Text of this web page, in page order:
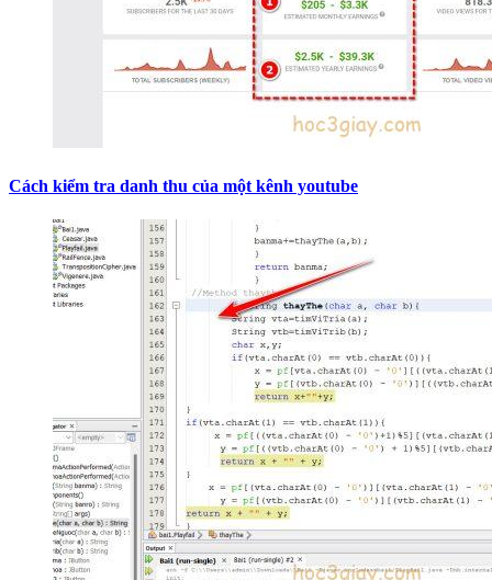
Cách kiểm tra danh thu của một kênh youtube